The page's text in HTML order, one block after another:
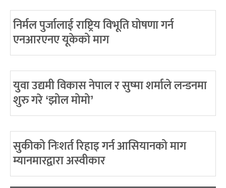
निर्मल पुर्जालाई राष्ट्रिय विभूति घोषणा गर्न
एनआरएनए यूकेको माग
युवा उद्यमी विकास नेपाल र सुष्मा शर्माले लन्डनमा
शुरु गरे ‘झोल मोमो’
सुकीको निःशर्त रिहाइ गर्न आसियानको माग
म्यानमारद्वारा अस्वीकार